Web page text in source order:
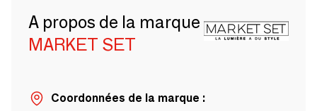
A propos de la marque
MARKET SET
Coordonnées de la marque :